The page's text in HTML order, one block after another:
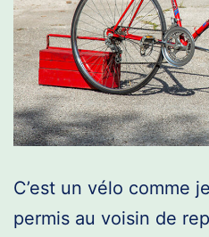
C’est un vélo comme
permis au voisin de